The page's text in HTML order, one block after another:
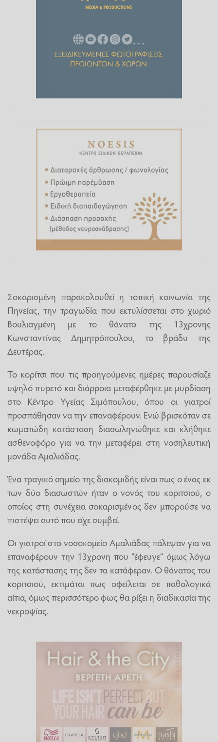
Σοκαρισμένη παρακολουθεί η τοπική κοινωνία της
Πηνείας, την τραγωδία που εκτυλίσσεται στο χωριό
Βουλιαγμένη με το θάνατο της 13χρονης
Κωνσταντίνας Δημητρόπουλου, το βράδυ της
Δευτέρας.
Το κορίτσι που τις προηγούμενες ημέρες παρουσίαζε
υψηλό πυρετό και διάρροια μεταφέρθηκε με μυρδίαση
στο Κέντρο Υγείας Σιμόπουλου, όπου οι γιατροί
προσπάθησαν να την επαναφέρουν. Ενώ βρισκόταν σε
κωματώδη κατάσταση διασωληνώθηκε και κλήθηκε
ασθενοφόρο για να την μεταφέρει στη νοσηλευτική
μονάδα Αμαλιάδας.
Ένα τραγικό σημείο της διακομιδής είναι πως ο ένας εκ
των δύο διασωστών ήταν ο νονός του κοριτσιού, ο
οποίος στη συνέχεια σοκαρισμένος δεν μπορούσε να
πιστέψει αυτό που είχε συμβεί.
Οι γιατροί στο νοσοκομείο Αμαλιάδας πάλεψαν για να
επαναφέρουν την 13χρονη που “έφευγε” όμως λόγω
της κατάστασης της δεν τα κατάφεραν. Ο θάνατος του
κοριτσιού, εκτιμάται πως οφείλεται σε παθολογικά
αίτια, όμως περισσότερο φως θα ρίξει η διαδικασία της
νεκροψίας.